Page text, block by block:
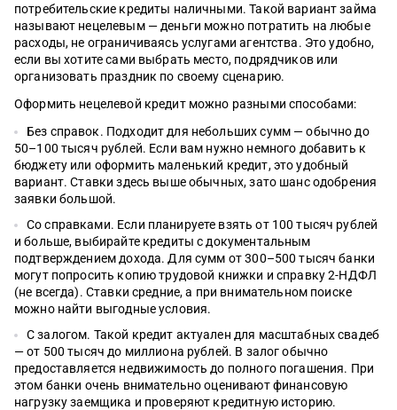
потребительские кредиты наличными. Такой вариант займа
называют нецелевым — деньги можно потратить на любые
расходы, не ограничиваясь услугами агентства. Это удобно,
если вы хотите сами выбрать место, подрядчиков или
организовать праздник по своему сценарию.
Оформить нецелевой кредит можно разными способами:
Без справок. Подходит для небольших сумм — обычно до
50–100 тысяч рублей. Если вам нужно немного добавить к
бюджету или оформить маленький кредит, это удобный
вариант. Ставки здесь выше обычных, зато шанс одобрения
заявки большой.
Со справками. Если планируете взять от 100 тысяч рублей
и больше, выбирайте кредиты с документальным
подтверждением дохода. Для сумм от 300–500 тысяч банки
могут попросить копию трудовой книжки и справку 2-НДФЛ
(не всегда). Ставки средние, а при внимательном поиске
можно найти выгодные условия.
С залогом. Такой кредит актуален для масштабных свадеб
— от 500 тысяч до миллиона рублей. В залог обычно
предоставляется недвижимость до полного погашения. При
этом банки очень внимательно оценивают финансовую
нагрузку заемщика и проверяют кредитную историю.